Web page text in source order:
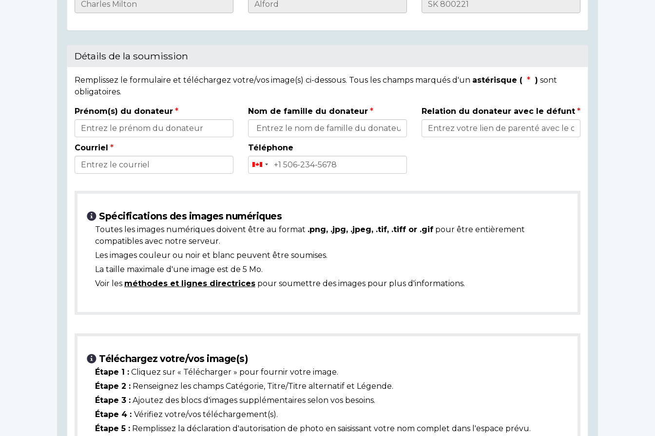
Informations
l'individu
Détails de la soumission
Remplissez le formulaire et téléchargez votre/vos image(s) ci-dessous. Tous les champs marqués d'un astérisque ( ) sont
obligatoires.
Détails
du
donateur
Prénom(s) du donateur Nom de famille du donateur Relation du donateur avec le défunt
Courriel Téléphone
Spécifications des images numériques
Toutes les images numériques doivent être au format .png, .jpg, .jpeg, .tif, .tiff or .gif pour être entièrement
compatibles avec notre serveur.
Les images couleur ou noir et blanc peuvent être soumises.
La taille maximale d'une image est de 5 Mo.
Voir les méthodes et lignes directrices pour soumettre des images pour plus d'informations.
Téléchargez votre/vos image(s)
Étape 1 : Cliquez sur « Télécharger » pour fournir votre image.
Étape 2 : Renseignez les champs Catégorie, Titre/Titre alternatif et Légende.
Étape 3 : Ajoutez des blocs d'images supplémentaires selon vos besoins.
Étape 4 : Vérifiez votre/vos téléchargement(s).
Étape 5 : Remplissez la déclaration d'autorisation de photo en saisissant votre nom complet dans l'espace prévu.